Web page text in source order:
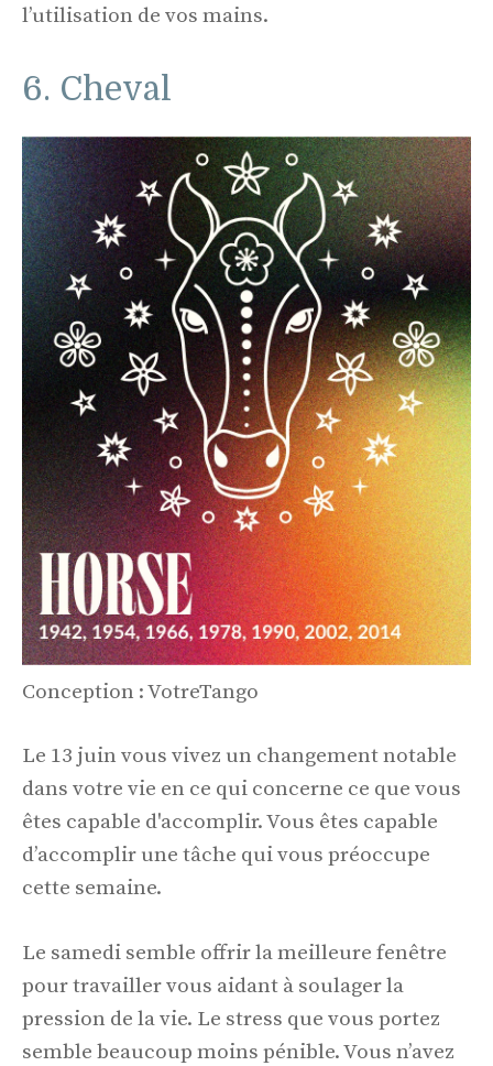
l’utilisation de vos mains.
6. Cheval
Conception : VotreTango
Le 13 juin vous vivez un changement notable
dans votre vie en ce qui concerne ce que vous
êtes capable d'accomplir. Vous êtes capable
d’accomplir une tâche qui vous préoccupe
cette semaine.
Le samedi semble offrir la meilleure fenêtre
pour travailler vous aidant à soulager la
pression de la vie. Le stress que vous portez
semble beaucoup moins pénible. Vous n’avez